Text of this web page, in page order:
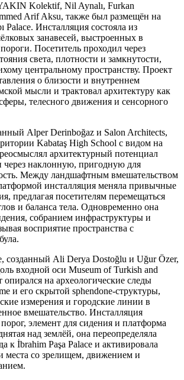
Kolektif, Nil Aynalı, Furkan
Arif Aksu, также был размещён на
Palace. Инсталляция состояла из
занавесей, выстроенных в
Посетитель проходил через
света, плотности и замкнутости,
центральному пространству. Проект
о близости и внутреннем
мысли и трактовал архитектуру как
телесного движения и сенсорного
Alper Derinboğaz и Salon Architects,
Kabataş High School с видом на
архитектурный потенциал
через наклонную, пригодную для
Между ландшафтным вмешательством
инсталляция меняла привычные
предлагая посетителям перемещаться
и баланса тела. Одновременно она
собранием инфраструктуры и
восприятие пространства с
созданный Ali Derya Dostoğlu и Uğur Özer,
входной оси Museum of Turkish and
на археологические следы
и его скрытой sphendone-структуры,
измерения и городские линии в
вмешательство. Инсталляция
порог, элемент для сидения и платформа
над землёй, она переопределяла
к İbrahim Paşa Palace и активировала
места со зрелищем, движением и